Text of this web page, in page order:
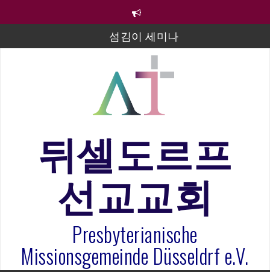
섬김이 세미나
김태희 자매 졸업연주
2023년 어린이 주일 유초등부 발표
라합3 나라 봉헌송
은퇴사-우선화 권사
20260322 주안에 가만히 머물기(요한복음 15:1-17) 손
훈목사
뒤셀도르프
선교교회
Presbyterianische
Missionsgemeinde Düsseldrf e.V.